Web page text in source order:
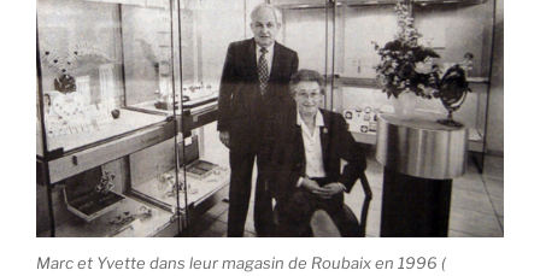
Marc et Yvette dans leur magasin de Roubaix en 1996 (